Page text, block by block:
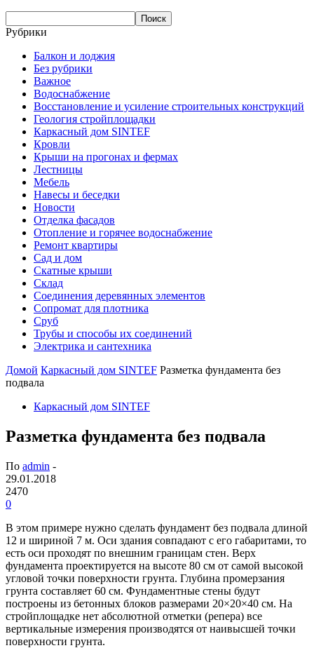
Рубрики
Балкон и лоджия
Без рубрики
Важное
Водоснабжение
Восстановление и усиление строительных конструкций
Геология стройплощадки
Каркасный дом SINTEF
Кровли
Крыши на прогонах и фермах
Лестницы
Мебель
Навесы и беседки
Новости
Отделка фасадов
Отопление и горячее водоснабжение
Ремонт квартиры
Сад и дом
Скатные крыши
Склад
Соединения деревянных элементов
Сопромат для плотника
Сруб
Трубы и способы их соединений
Электрика и сантехника
Домой Каркасный дом SINTEF Разметка фундамента без
подвала
Каркасный дом SINTEF
Разметка фундамента без подвала
По admin -
29.01.2018
2470
0
В этом примере нужно сделать фундамент без подвала длиной
12 и шириной 7 м. Оси здания совпадают с его габаритами, то
есть оси проходят по внешним границам стен. Верх
фундамента проектируется на высоте 80 см от самой высокой
угловой точки поверхности грунта. Глубина промерзания
грунта составляет 60 см. Фундаментные стены будут
построены из бетонных блоков размерами 20×20×40 см. На
стройплощадке нет абсолютной отметки (репера) все
вертикальные измерения производятся от наивысшей точки
поверхности грунта.